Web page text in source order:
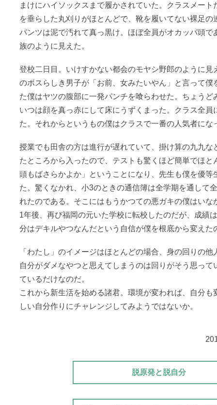
まけにハイソックスまで履かされていた。クラスメー
を垂らした丸刈りがほとんどで、靴を履いてない裸足の
パンツは泥で汚れて真っ黒け。ほぼ全員がオカッパ頭で
族のように見えた。
登校二日目。いけすかない都会のモヤシ野郎のように見
のボスらしき男子が「お前、女みたいやん」と言って僕
た僕はヤツの腹部に一発パンチを喰らわせた。ちょうど
いつは顔を真っ赤にして床にうずくまった。クラス全員
た。それからというもの僕はクラスで一番の人気者にな
授業でも田舎の方は進行が遅れていて、掛け算の九九な
たところから入ったので、テストも驚くほど簡単でほと
頭もばさらかよか」ということになり、先生も僕を優等
た。驚くなかれ、小3のときの通信簿は全学期を通して
れたのである。そこにはもうかつての悪ガキの僕はいな
1年後、再び福岡の元いた学校に転校したのだが、成績
分はデキルやつなんだという自信が僕を根底から変えた
「わたし」のイメージはほとんどの場合、身の回りの
自分がダメなやつと思えてしまうのは回りがそう思って
ているだけなのだ。
これから新生活を始める諸君。環境が変われば、自分も
しい自分作りにチャレンジしてみようではないか。
脱原発と脱自分